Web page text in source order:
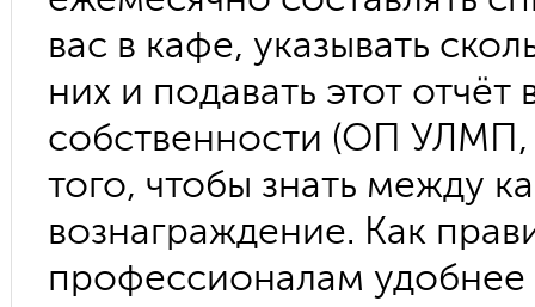
вас в кафе, указывать
них и подавать этот
собственности (ОП УЛМП,
того, чтобы знать между
вознаграждение. Как
профессионалам